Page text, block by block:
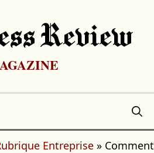
Review
Entreprise » Comment